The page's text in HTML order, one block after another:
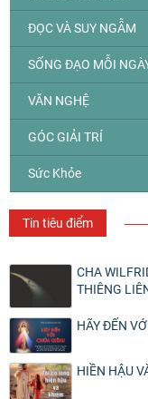
ĐỌC VÀ SUY NGẪM
SỐNG ĐẠO MỖI
VĂN NGHỆ
GÓC GIẢI TRÍ
Sức Khỏe
Tin tiêu điểm
CHA
THIÊNG
HÃY ĐẾN
HIỀN HẬU